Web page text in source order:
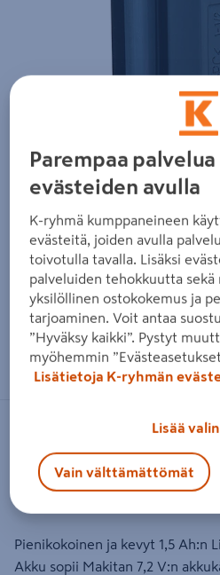
Zoomaa kuvaa
Akku Makita BL0715 7,2V
Pienikokoinen ja kevyt 1,5 Ah:n
Akku sopii Makitan 7,2 V:n
Parempaa palvelua
evästeiden avulla
K-ryhmä kumppaneineen
evästeitä, joiden avulla
toivotulla tavalla. Lisäksi
palveluiden tehokkuutta sekä
yksilöllinen ostokokemus ja
tarjoaminen. Voit antaa
”Hyväksy kaikki”. Pystyt
myöhemmin
Lisätietoja K-ryhmän
Lisää
Vain välttämättömät